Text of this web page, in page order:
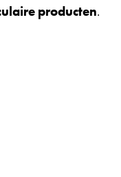
producten.